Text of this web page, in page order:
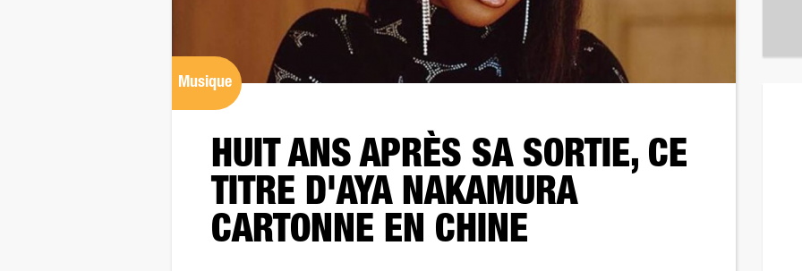
Musique
HUIT ANS APRÈS SA SORTIE, CE
TITRE D'AYA NAKAMURA
CARTONNE EN CHINE